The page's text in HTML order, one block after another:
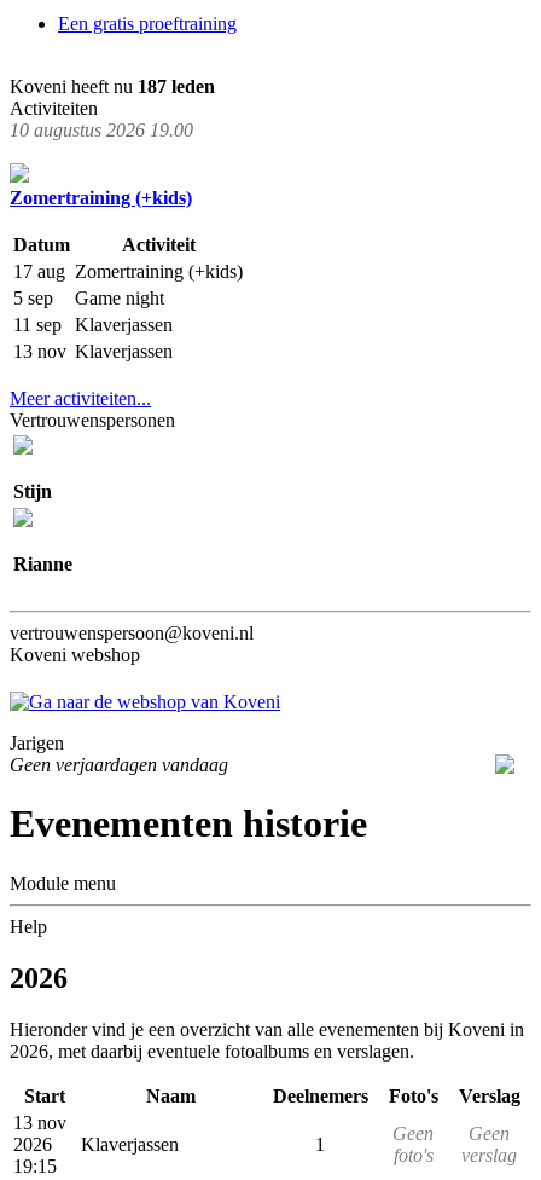
Een gratis proeftraining
Koveni heeft nu 187 leden
Activiteiten
10 augustus 2026 19.00
Zomertraining (+kids)
Datum
Activiteit
17 aug Zomertraining (+kids)
5 sep
Game night
11 sep
Klaverjassen
13 nov Klaverjassen
Meer activiteiten...
Vertrouwenspersonen
Stijn
Rianne
vertrouwenspersoon@koveni.nl
Koveni webshop
Jarigen
Geen verjaardagen vandaag
Evenementen historie
Module menu
Help
2026
Hieronder vind je een overzicht van alle evenementen bij Koveni in
2026, met daarbij eventuele fotoalbums en verslagen.
Start Naam Deelnemers Foto's
Verslag
13 nov
2026
19:15
Klaverjassen 1
Geen
foto's
Geen
verslag